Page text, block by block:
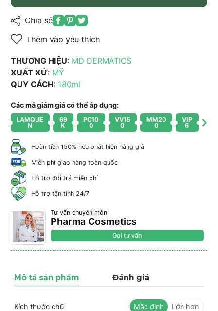
Chia sẻ
Thêm vào yêu thích
THƯƠNG HIỆU: MD DERMATICS
XUẤT XỨ: MỸ
QUY CÁCH: 180ml
Các mã giảm giá có thể áp dụng:
LAMQUE
N
69
K
PC10
0
VV15
0
MM20
0
VIP
6
Hoàn tiền 150% nếu phát hiện hàng giả
Miễn phí giao hàng toàn quốc
Hỗ trợ đổi trả miễn phí
Hỗ trợ tận tình 24/7
Tư vấn chuyên môn
Pharma Cosmetics
Gọi tư vấn
Mô tả sản phẩm Đánh giá
Kích thước chữ Mặc định Lớn hơn